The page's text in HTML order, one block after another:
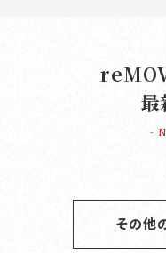
最
-
その他